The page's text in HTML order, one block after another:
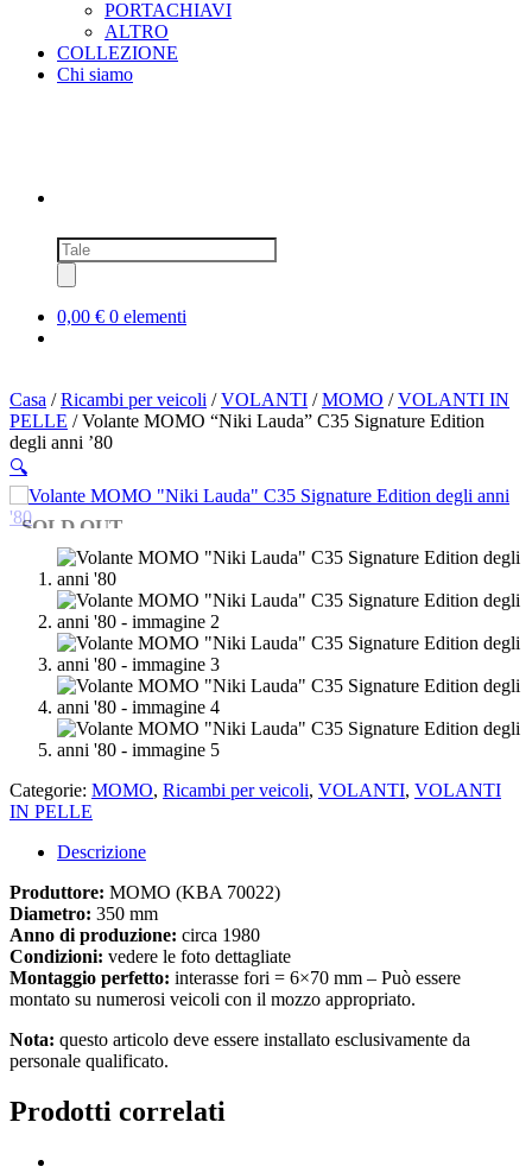
PORTACHIAVI
ALTRO
COLLEZIONE
Chi siamo
Ricerca
prodotti
0,00 € 0 elementi
Casa /Ricambi per veicoli /VOLANTI /MOMO /VOLANTI IN
PELLE / Volante MOMO “Niki Lauda” C35 Signature Edition
degli anni ’80
🔍
SOLD OUT
Categorie: MOMO, Ricambi per veicoli, VOLANTI, VOLANTI
IN PELLE
Descrizione
Produttore: MOMO (KBA 70022)
Diametro: 350 mm
Anno di produzione: circa 1980
Condizioni: vedere le foto dettagliate
Montaggio perfetto: interasse fori = 6×70 mm – Può essere
montato su numerosi veicoli con il mozzo appropriato.
Nota: questo articolo deve essere installato esclusivamente da
personale qualificato.
Prodotti correlati